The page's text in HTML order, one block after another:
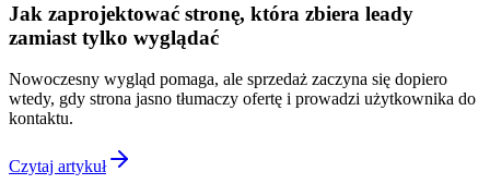
Jak zaprojektować stronę, która zbiera leady
zamiast tylko wyglądać
Nowoczesny wygląd pomaga, ale sprzedaż zaczyna się dopiero
wtedy, gdy strona jasno tłumaczy ofertę i prowadzi użytkownika do
kontaktu.
Czytaj artykuł